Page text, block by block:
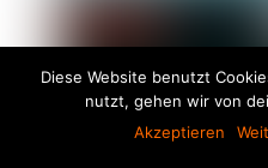
Diese Website benutzt
nutzt, gehen wir von
Akzeptieren